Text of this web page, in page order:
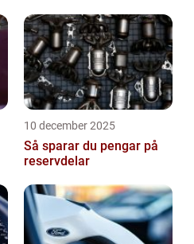
10 december 2025
Så sparar du pengar på
reservdelar